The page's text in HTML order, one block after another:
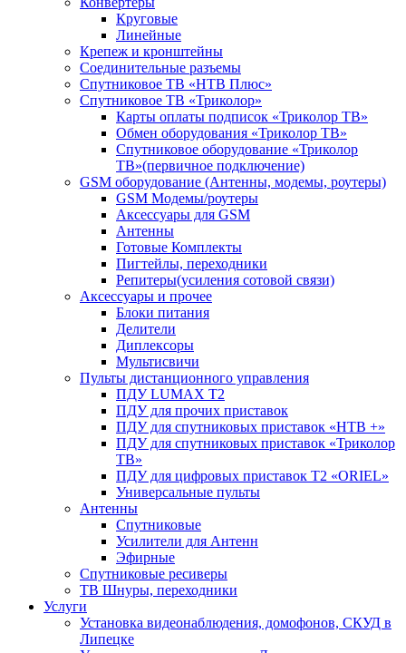
Круговые
Линейные
Крепеж и кронштейны
Соединительные разъемы
Спутниковое ТВ «НТВ Плюс»
Спутниковое ТВ «Триколор»
Карты оплаты подписок «Триколор ТВ»
Обмен оборудования «Триколор ТВ»
Спутниковое оборудование «Триколор
ТВ»(первичное подключение)
GSM оборудование (Антенны, модемы, роутеры)
GSM Модемы/роутеры
Аксессуары для GSM
Антенны
Готовые Комплекты
Пигтейлы, переходники
Репитеры(усиления сотовой связи)
Аксессуары и прочее
Блоки питания
Делители
Диплексоры
Мультисвичи
Пульты дистанционного управления
ПДУ LUMAX Т2
ПДУ для прочих приставок
ПДУ для спутниковых приставок «НТВ +»
ПДУ для спутниковых приставок «Триколор
ТВ»
ПДУ для цифровых приставок Т2 «ORIEL»
Универсальные пульты
Антенны
Спутниковые
Усилители для Антенн
Эфирные
Спутниковые ресиверы
ТВ Шнуры, переходники
Услуги
Установка видеонаблюдения, домофонов, СКУД в
Липецке